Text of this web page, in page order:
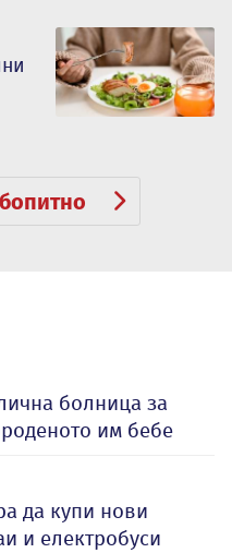
болница за
им бебе
да купи нови
и електробуси